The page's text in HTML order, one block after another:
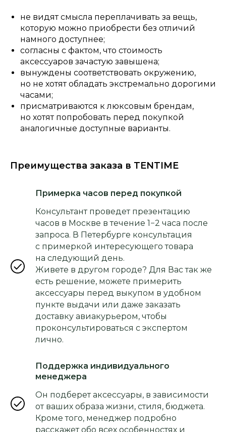
не видят смысла переплачивать за вещь,
которую можно приобрести без отличий
намного доступнее;
согласны с фактом, что стоимость
аксессуаров зачастую завышена;
вынуждены соответствовать окружению,
но не хотят обладать экстремально дорогими
часами;
присматриваются к люксовым брендам,
но хотят попробовать перед покупкой
аналогичные доступные варианты.
Преимущества заказа в TENTIME
Примерка часов перед покупкой
Консультант проведет презентацию
часов в Москве в течение 1−2 часа после
запроса. В Петербурге консультация
с примеркой интересующего товара
на следующий день.
Живете в другом городе? Для Вас так же
есть решение, можете примерить
аксессуары перед выкупом в удобном
пункте выдачи или даже заказать
доставку авиакурьером, чтобы
проконсультироваться с экспертом
лично.
Поддержка индивидуального
менеджера
Он подберет аксессуары, в зависимости
от ваших образа жизни, стиля, бюджета.
Кроме того, менеджер подробно
расскажет обо всех особенностях и